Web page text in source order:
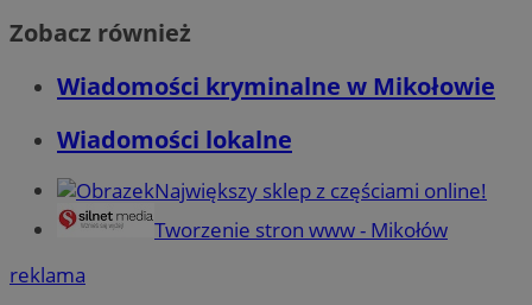
Zobacz również
Wiadomości kryminalne w Mikołowie
Wiadomości lokalne
Największy sklep z częściami online!
Tworzenie stron www - Mikołów
reklama